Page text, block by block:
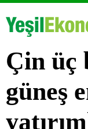
Çin üç
güneş